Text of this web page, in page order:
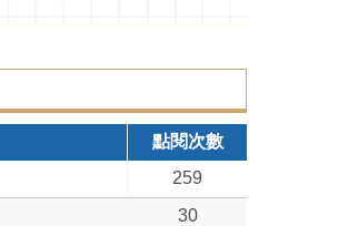
點閱次數
259
30